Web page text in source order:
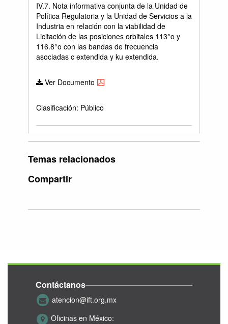
IV.7. Nota informativa conjunta de la Unidad de
Política Regulatoria y la Unidad de Servicios a la
Industria en relación con la viabilidad de
Licitación de las posiciones orbitales 113°o y
116.8°o con las bandas de frecuencia
asociadas c extendida y ku extendida.
Ver Documento
Clasificación: Público
Temas relacionados
Compartir
Contáctanos
atencion@ift.org.mx
Oficinas en México: